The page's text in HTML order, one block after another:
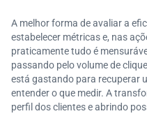
A melhor forma de avaliar a
estabelecer métricas e, nas
praticamente tudo é
passando pelo volume de
está gastando para recuperar
entender o que medir. A
perfil dos clientes e abrindo